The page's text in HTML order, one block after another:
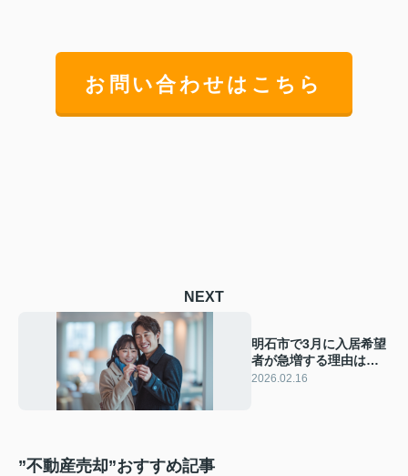
お問い合わせはこちら
NEXT
明石市で3月に入居希望
者が急増する理由は？
売却のチャンスを逃さ
2026.02.16
”不動産売却”おすすめ記事